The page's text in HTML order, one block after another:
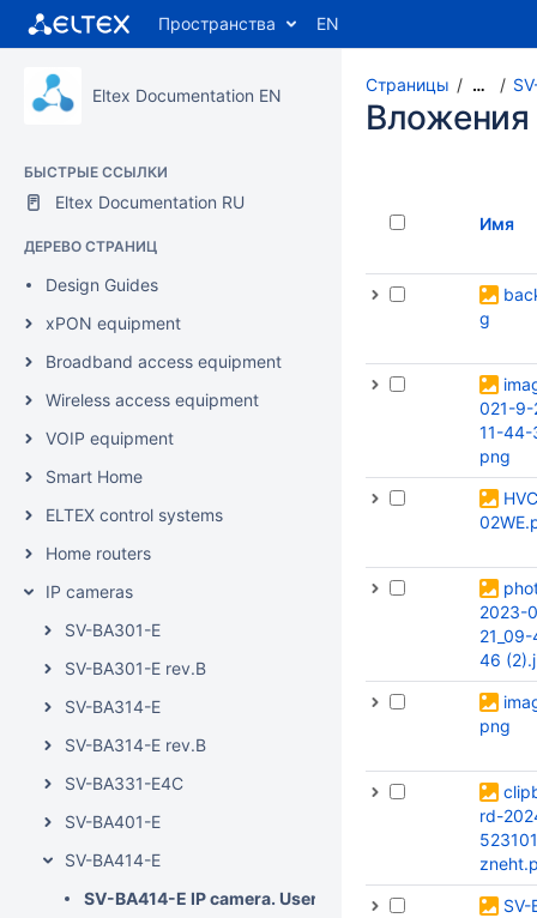
Пространства EN
Eltex Documentation EN
БЫСТРЫЕ ССЫЛКИ
Eltex Documentation RU
ДЕРЕВО СТРАНИЦ
Design Guides
xPON equipment
Broadband access equipment
Wireless access equipment
VOIP equipment
Smart Home
ELTEX control systems
Home routers
IP cameras
SV-BA301-E
SV-BA301-E rev.B
SV-BA314-E
SV-BA314-E rev.B
SV-BA331-E4С
SV-BA401-E
SV-BA414-E
SV-BA414-E IP camera. User manual
Страницы …
Вложения
Имя
g
021-9-
11-44-
png
2023-
46
png
rd-
SV-